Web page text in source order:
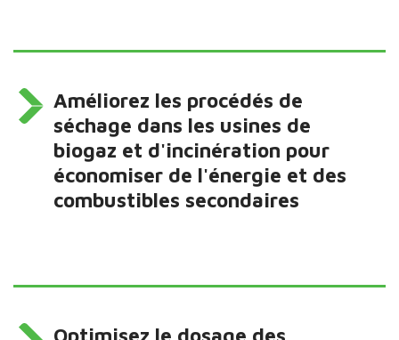
Améliorez les procédés de
séchage dans les usines de
biogaz et d'incinération pour
économiser de l'énergie et des
combustibles secondaires